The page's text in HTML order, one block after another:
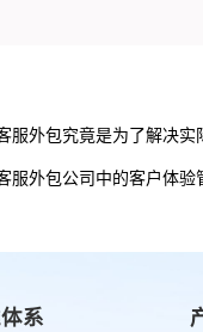
服外包究竟是为了解决实
服外包公司中的客户体验
系